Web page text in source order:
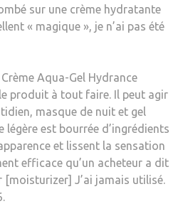
sur une crème hydratante
« magique », je n’ai pas été
Aqua-Gel Hydrance
produit à tout faire. Il peut agir
masque de nuit et gel
légère est bourrée d’ingrédients
et lissent la sensation
efficace qu’un acheteur a dit
[moisturizer] J’ai jamais utilisé.